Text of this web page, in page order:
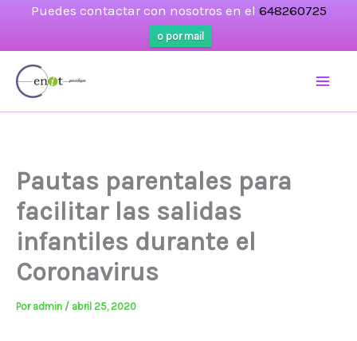
Puedes contactar con nosotros en el 648260725
o por mail
Pautas parentales para
facilitar las salidas
infantiles durante el
Coronavirus
Por admin / abril 25, 2020